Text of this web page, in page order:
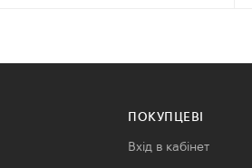
ПОКУПЦЕВІ
Вхід в кабінет